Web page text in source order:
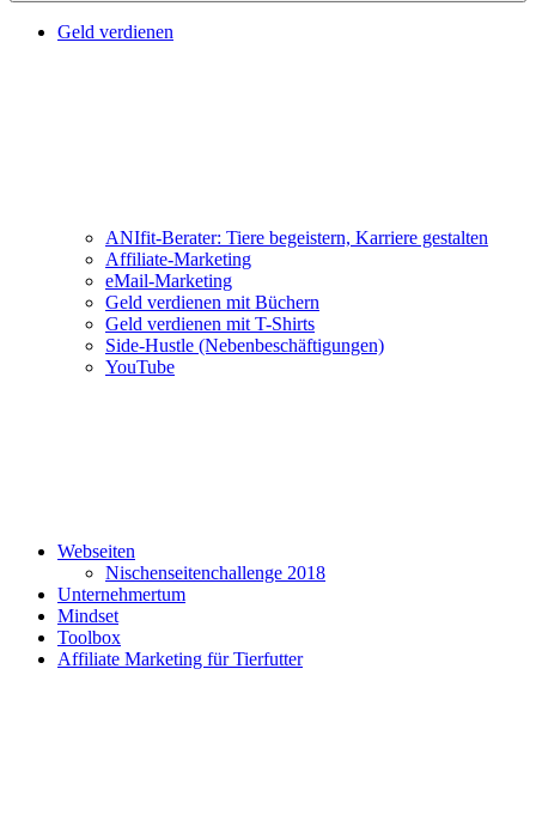
Geld verdienen
ANIfit-Berater: Tiere begeistern, Karriere gestalten
Affiliate-Marketing
eMail-Marketing
Geld verdienen mit Büchern
Geld verdienen mit T-Shirts
Side-Hustle (Nebenbeschäftigungen)
YouTube
Webseiten
Nischenseitenchallenge 2018
Unternehmertum
Mindset
Toolbox
Affiliate Marketing für Tierfutter